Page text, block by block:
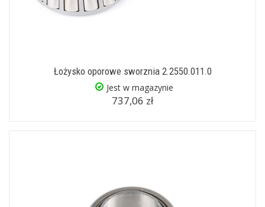
Łożysko oporowe sworznia 2.2550.011.0
Jest w magazynie
737,06 zł